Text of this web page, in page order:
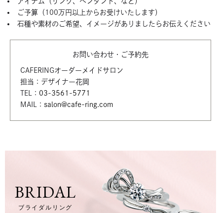
ご予算（100万円以上からお受けいたします）
石種や素材のご希望、イメージがありましたらお伝えください
お問い合わせ・ご予約先
CAFERINGオーダーメイドサロン
担当：デザイナー花岡
TEL： 03-3561-5771
MAIL： salon@cafe-ring.com
BRIDAL
ブライダルリング